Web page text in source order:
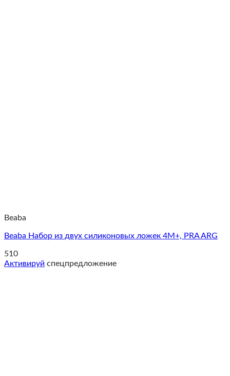
Beaba
Beaba Набор из двух силиконовых ложек 4М+, PRA ARG
510
Активируй спецпредложение